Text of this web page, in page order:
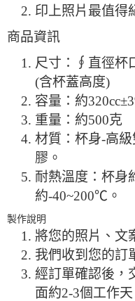
印上照片最值得
商品資訊
尺寸：∮直徑杯
(含杯蓋高度)
容量：約
重量：約500克
材質：杯身-高
膠。
耐熱溫度：杯身
約-40~200℃。
製作說明
將您的照片、文
我們收到您的訂
經訂單確認後，
面約2-3個工作